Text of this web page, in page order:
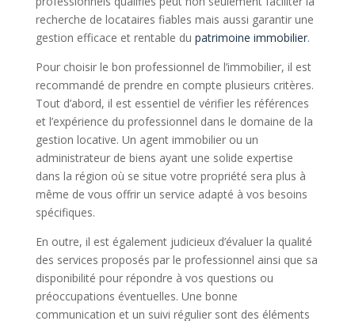
recherche de locataires fiables mais aussi garantir une
gestion efficace et rentable du patrimoine immobilier.
Pour choisir le bon professionnel de l’immobilier, il est
recommandé de prendre en compte plusieurs critères.
Tout d’abord, il est essentiel de vérifier les références
et l’expérience du professionnel dans le domaine de la
gestion locative. Un agent immobilier ou un
administrateur de biens ayant une solide expertise
dans la région où se situe votre propriété sera plus à
même de vous offrir un service adapté à vos besoins
spécifiques.
En outre, il est également judicieux d’évaluer la qualité
des services proposés par le professionnel ainsi que sa
disponibilité pour répondre à vos questions ou
préoccupations éventuelles. Une bonne
communication et un suivi régulier sont des éléments